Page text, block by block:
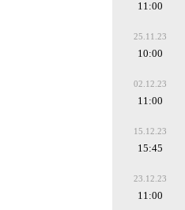
11:00
25.11.23
10:00
02.12.23
11:00
15.12.23
15:45
23.12.23
11:00